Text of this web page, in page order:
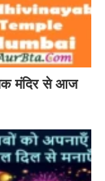
मंदिर से आज